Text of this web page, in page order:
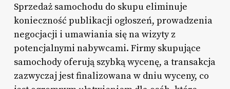
Sprzedaż samochodu do skupu eliminuje
konieczność publikacji ogłoszeń, prowadzenia
negocjacji i umawiania się na wizyty z
potencjalnymi nabywcami. Firmy skupujące
samochody oferują szybką wycenę, a transakcja
zazwyczaj jest finalizowana w dniu wyceny, co